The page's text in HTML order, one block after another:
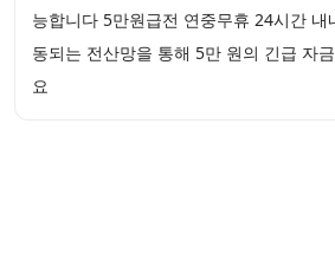
능합니다 5만원급전 연중무휴 24시간 내
동되는 전산망을 통해 5만 원의 긴급 자
요